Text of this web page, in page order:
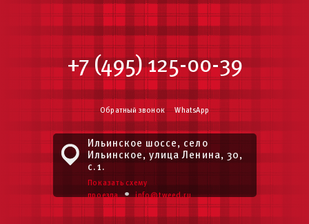
+7 (495) 125-00-39
Обратный звонок WhatsApp
Ильинское шоссе, село
Ильинское, улица Ленина, 30,
с.1.
Показать схему
проезда•info@tweed.ru